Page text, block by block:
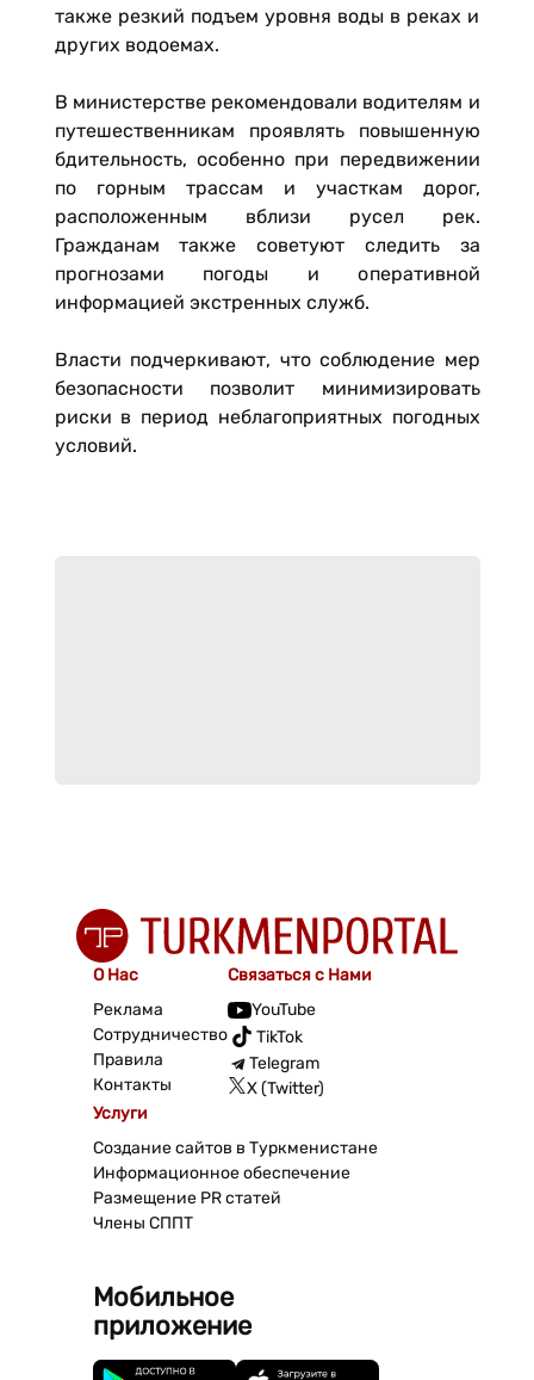
также резкий подъем уровня воды в реках и
других водоемах.
В министерстве рекомендовали водителям и
путешественникам проявлять повышенную
бдительность, особенно при передвижении
по горным трассам и участкам дорог,
расположенным вблизи русел рек.
Гражданам также советуют следить за
прогнозами погоды и оперативной
информацией экстренных служб.
Власти подчеркивают, что соблюдение мер
безопасности позволит минимизировать
риски в период неблагоприятных погодных
условий.
О Нас
Реклама
Сотрудничество
Правила
Контакты
Связаться с Нами
YouTube
TikTok
Telegram
X (Twitter)
Услуги
Создание сайтов в Туркменистане
Информационное обеспечение
Размещение PR статей
Члены СППТ
Мобильное
приложение